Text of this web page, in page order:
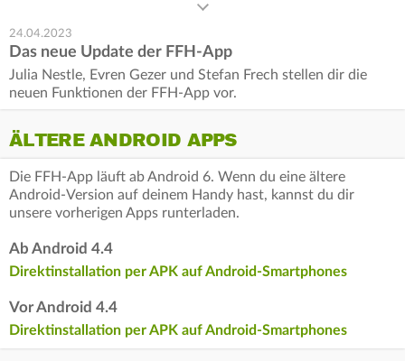
24.04.2023
Das neue Update der FFH-App
Julia Nestle, Evren Gezer und Stefan Frech stellen dir die
neuen Funktionen der FFH-App vor.
ÄLTERE ANDROID APPS
Die FFH-App läuft ab Android 6. Wenn du eine ältere
Android-Version auf deinem Handy hast, kannst du dir
unsere vorherigen Apps runterladen.
Ab Android 4.4
Direktinstallation per APK auf Android-Smartphones
Vor Android 4.4
Direktinstallation per APK auf Android-Smartphones